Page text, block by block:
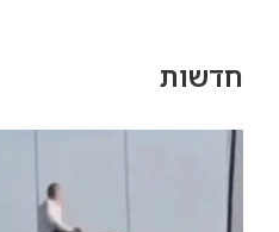
חדשות